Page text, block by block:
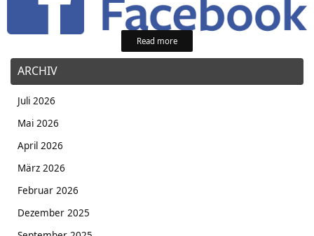
Read more
ARCHIV
Juli 2026
Mai 2026
April 2026
März 2026
Februar 2026
Dezember 2025